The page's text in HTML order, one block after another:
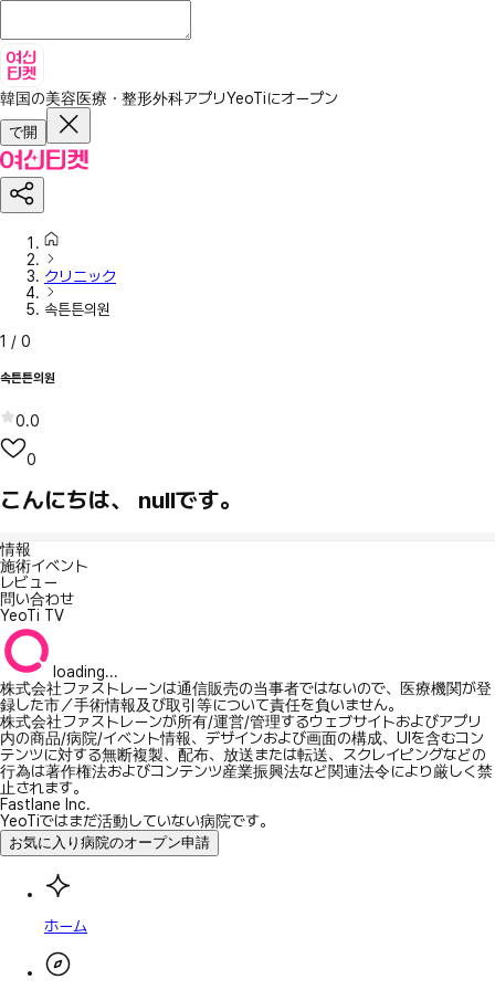
韓国の美容医療・整形外科アプリYeoTiにオープン
で開
クリニック
속튼튼의원
1 / 0
속튼튼의원
0.0
0
こんにちは、 nullです。
情報
施術イベント
レビュー
問い合わせ
YeoTi TV
loading...
株式会社ファストレーンは通信販売の当事者ではないので、医療機関が登
録した市／手術情報及び取引等について責任を負いません。
株式会社ファストレーンが所有/運営/管理するウェブサイトおよびアプリ
内の商品/病院/イベント情報、デザインおよび画面の構成、UIを含むコン
テンツに対する無断複製、配布、放送または転送、スクレイピングなどの
行為は著作権法およびコンテンツ産業振興法など関連法令により厳しく禁
止されます。
Fastlane Inc.
YeoTiではまだ活動していない病院です。
お気に入り病院のオープン申請
ホーム